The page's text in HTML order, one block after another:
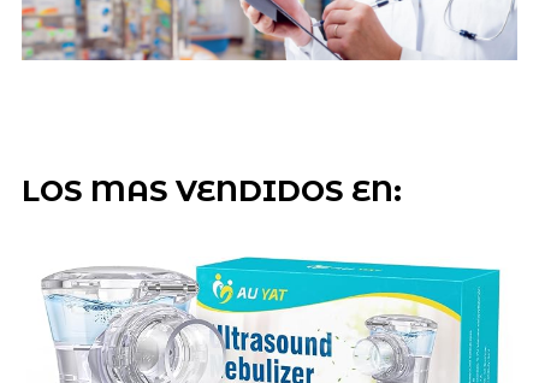
LOS MAS VENDIDOS EN: